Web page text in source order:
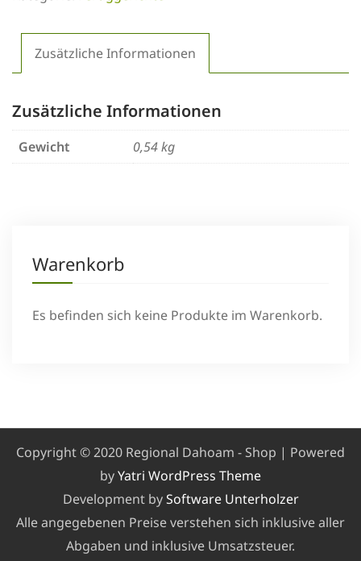
Zusätzliche Informationen
Zusätzliche Informationen
Gewicht 0,54 kg
Warenkorb
Es befinden sich keine Produkte im Warenkorb.
Copyright © 2020 Regional Dahoam - Shop | Powered
byYatri WordPress Theme
Development bySoftware Unterholzer
Alle angegebenen Preise verstehen sich inklusive aller
Abgaben und inklusive Umsatzsteuer.